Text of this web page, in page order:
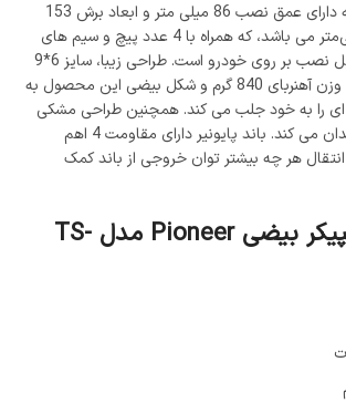
این محصول پنج تیکه دارای عمق نصب 86 میلی متر و ابعاد برش 153
mm x 222 mm میلی‌متر می باشد، که همراه با 4 عدد پیچ و سیم های
مورد نیاز به راحتی قابل نصب بر روی خودرو است. طراحی زیبا، سایز 6*9
اینچ، ابعاد 16 سانتی، وزن آهنربای 840 گرم و شکل بیضی این محصول به
ای را به خود جلب می کند. همچنین طراحی مشکی
زیبایی بلندگو را دو چندان می کند. باند پایونیر دارای مقاومت 4 اهم
هر چه بیشتر توان خروجی از باند کمک
مشخصات اسپیکر بیضی Pioneer مدل TS-